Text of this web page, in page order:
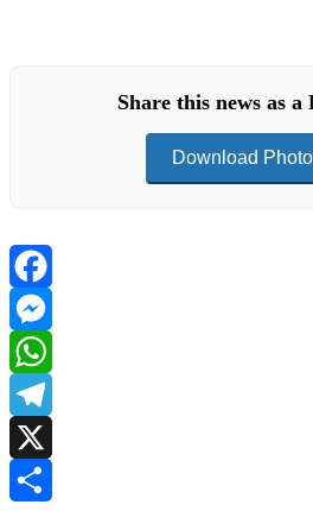
Share this news as a
Download
Facebook
Messenger
WhatsApp
Telegram
X